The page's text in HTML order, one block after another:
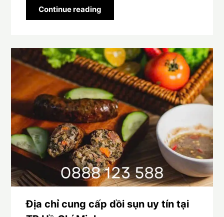
Continue reading
Địa chỉ cung cấp dồi sụn uy tín tại